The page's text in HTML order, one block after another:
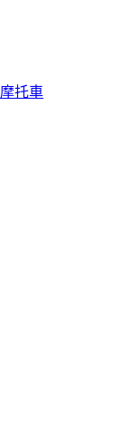
托車